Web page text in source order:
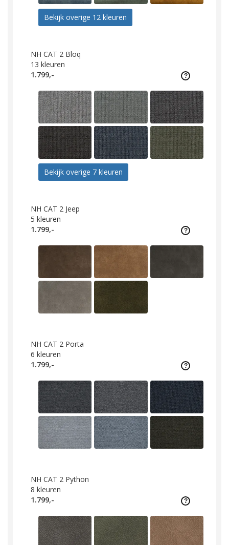
Bekijk overige 12 kleuren
NH CAT 2 Bloq
13 kleuren
1.799,-
Bekijk overige 7 kleuren
NH CAT 2 Jeep
5 kleuren
1.799,-
NH CAT 2 Porta
6 kleuren
1.799,-
NH CAT 2 Python
8 kleuren
1.799,-